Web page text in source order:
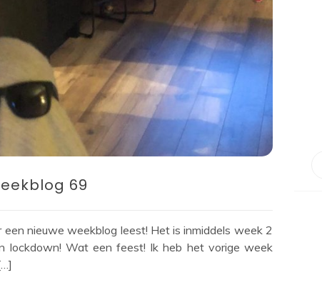
69
nieuwe weekblog leest! Het is inmiddels week 2
lockdown! Wat een feest! Ik heb het vorige week